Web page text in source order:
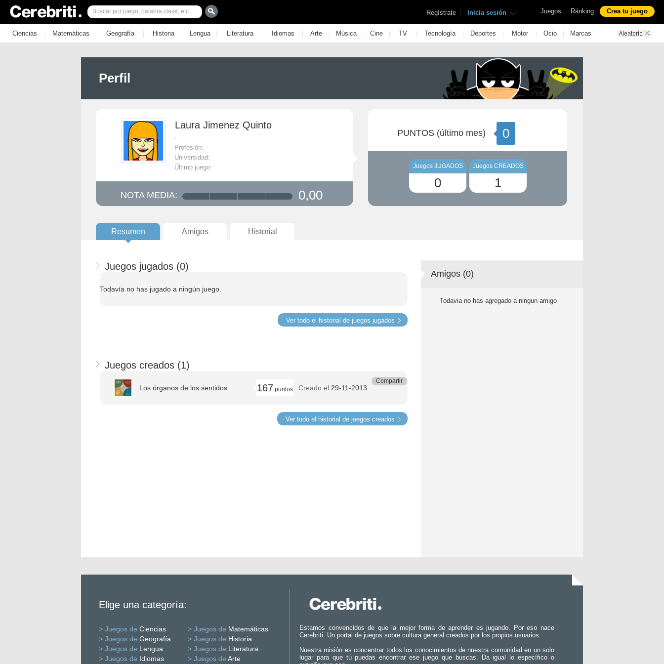
Juegos | Ránking Crea tu juego
Regístrate | Inicia sesión
Ciencias | Matemáticas | Geografía | Historia | Lengua | Literatura | Idiomas | Arte | Música | Cine | TV | Tecnología | Deportes | Motor | Ocio | Marcas
Perfil
Laura Jimenez Quinto
-
Profesión:
Universidad:
Último juego:
NOTA MEDIA: 0,00
PUNTOS (último mes) 0
Juegos JUGADOS
0
Juegos CREADOS
1
Resumen Amigos Historial
Juegos jugados (0)
Todavía no has jugado a ningún juego.
Ver todo el historial de juegos jugados
Juegos creados (1)
Los órganos de los sentidos 167 puntos Creado el 29-11-2013
Compartir
Ver todo el historial de juegos creados
Amigos (0)
Todavia no has agregado a ningun amigo
Elige una categoría:
> Juegos de Ciencias > Juegos de Matemáticas
> Juegos de Geografía > Juegos de Historia
> Juegos de Lengua > Juegos de Literatura
> Juegos de Idiomas > Juegos de Arte
Estamos convencidos de que la mejor forma de aprender es jugando. Por eso nace
Cerebriti. Un portal de juegos sobre cultura general creados por los propios usuarios.
Nuestra misión es concentrar todos los conocimientos de nuestra comunidad en un solo
lugar para que tú puedas encontrar ese juego que buscas. Da igual lo específico o